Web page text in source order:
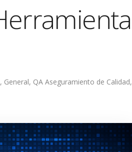
, General, QA Aseguramiento de Calidad,